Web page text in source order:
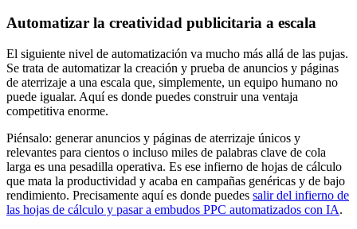
Automatizar la creatividad publicitaria a escala
El siguiente nivel de automatización va mucho más allá de las pujas.
Se trata de automatizar la creación y prueba de anuncios y páginas
de aterrizaje a una escala que, simplemente, un equipo humano no
puede igualar. Aquí es donde puedes construir una ventaja
competitiva enorme.
Piénsalo: generar anuncios y páginas de aterrizaje únicos y
relevantes para cientos o incluso miles de palabras clave de cola
larga es una pesadilla operativa. Es ese infierno de hojas de cálculo
que mata la productividad y acaba en campañas genéricas y de bajo
rendimiento. Precisamente aquí es donde puedes salir del infierno de
las hojas de cálculo y pasar a embudos PPC automatizados con IA.